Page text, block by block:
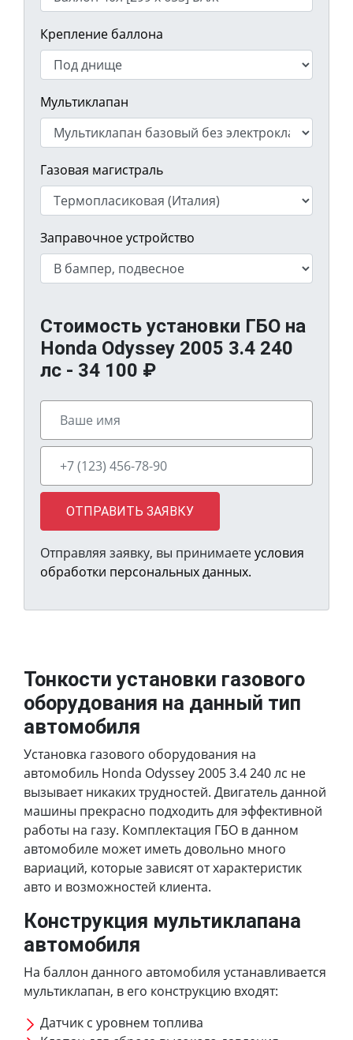
Крепление баллона
Мультиклапан
Газовая магистраль
Заправочное устройство
Стоимость установки ГБО на
Honda Odyssey 2005 3.4 240
лс - 34 100 ₽
ОТПРАВИТЬ ЗАЯВКУ
Отправляя заявку, вы принимаетеусловия
обработки персональных данных.
Тонкости установки газового
оборудования на данный тип
автомобиля
Установка газового оборудования на
автомобиль Honda Odyssey 2005 3.4 240 лс не
вызывает никаких трудностей. Двигатель данной
машины прекрасно подходить для эффективной
работы на газу. Комплектация ГБО в данном
автомобиле может иметь довольно много
вариаций, которые зависят от характеристик
авто и возможностей клиента.
Конструкция мультиклапана
автомобиля
На баллон данного автомобиля устанавливается
мультиклапан, в его конструкцию входят:
Датчик с уровнем топлива